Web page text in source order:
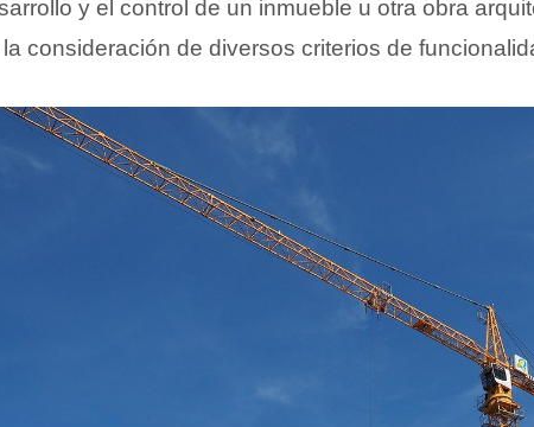
y el control de un inmueble u otra obra
consideración de diversos criterios de